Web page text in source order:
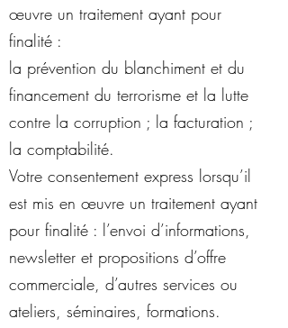
œuvre un traitement ayant pour
finalité :
la prévention du blanchiment et du
financement du terrorisme et la lutte
contre la corruption ; la facturation ;
la comptabilité.
Votre consentement express lorsqu’il
est mis en œuvre un traitement ayant
pour finalité : l’envoi d’informations,
newsletter et propositions d’offre
commerciale, d’autres services ou
ateliers, séminaires, formations.